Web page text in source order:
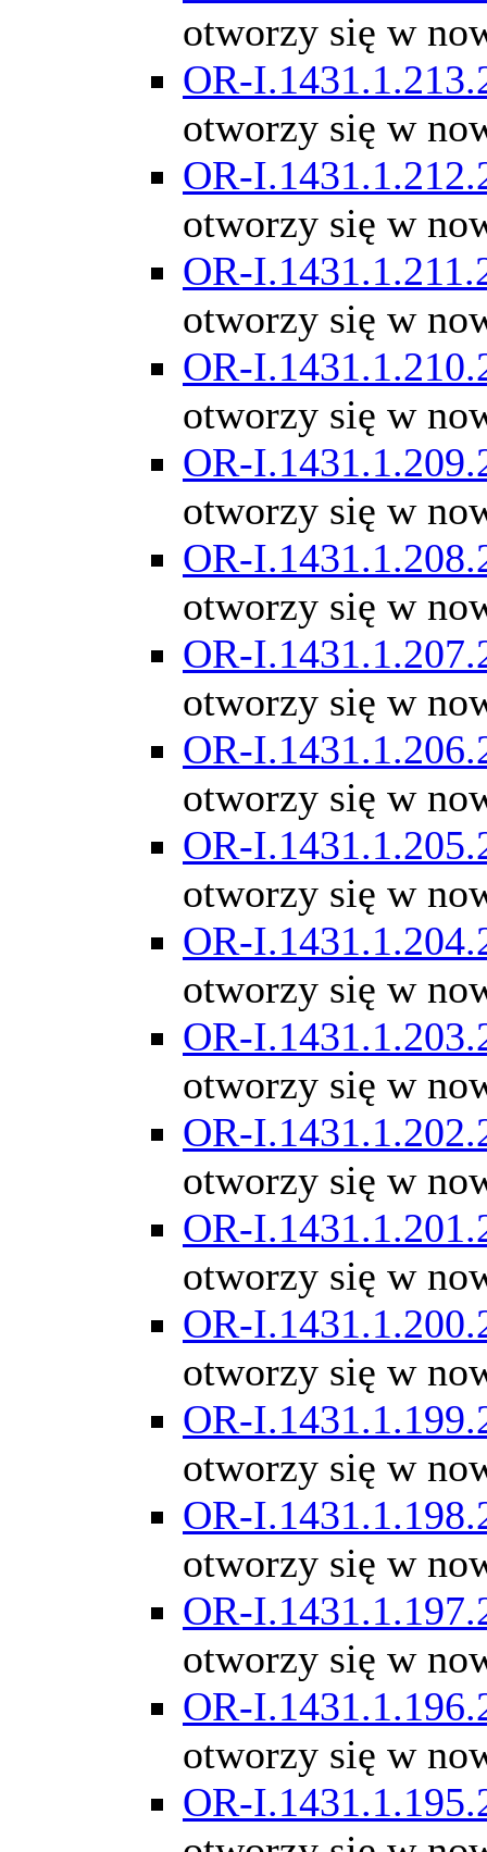
otworzy się w
OR-
otworzy się w
OR-
otworzy się w
OR-
otworzy się w
OR-
otworzy się w
OR-
otworzy się w
OR-
otworzy się w
OR-
otworzy się w
OR-
otworzy się w
OR-
otworzy się w
OR-
otworzy się w
OR-
otworzy się w
OR-
otworzy się w
OR-
otworzy się w
OR-
otworzy się w
OR-
otworzy się w
OR-
otworzy się w
OR-
otworzy się w
OR-
otworzy się w
OR-